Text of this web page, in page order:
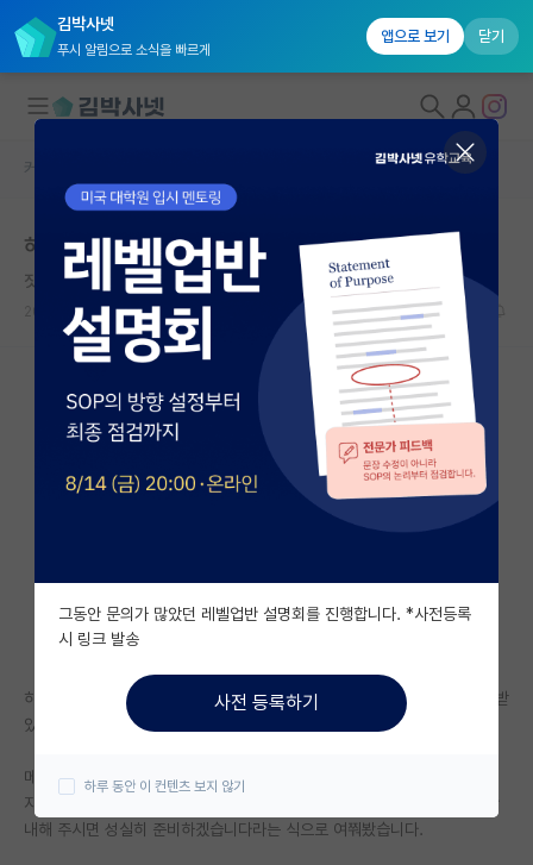
김박사넷
푸시 알림으로 소식을 빠르게
앱으로 보기 닫기
대학원생 모집
국내대학원 정보
연구실&오픈랩
커뮤니티
커뮤니티 홈
전체글보기
베스트 게시판
자유 게시판(아무개랩)
미국 유학 게시판
미국 대학원 합격 후기 게시판
대학원생 모집 게시판
연구실(PI) 홍보 게시판
커뮤니티 홈
하계인턴 컨택 메일
짓궂은 코페르니쿠스
2026.05.22 2 931
하계 인턴 지원 전에 교수님께 먼저 컨택 메일을 드렸고 바로 메일 답장을 받
았습니다.
메일에는 CV와 성적증명서를 첨부했고, 마지막에 이번 인턴십과 관련하여
지원이 가능한지 여쭙고자 하며, 추가적으로 준비해야 할 사항이 있다면 안
내해 주시면 성실히 준비하겠습니다라는 식으로 여쭤봤습니다.
그동안 문의가 많았던 레벨업반 설명회를 진행합니다. *사전등록
시 링크 발송
사전 등록하기
하루 동안 이 컨텐츠 보지 않기